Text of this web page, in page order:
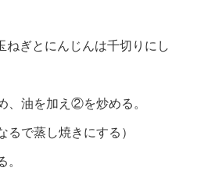
ぎとにんじんは千切りにし
、油を加え②を炒める。
るで蒸し焼きにする）